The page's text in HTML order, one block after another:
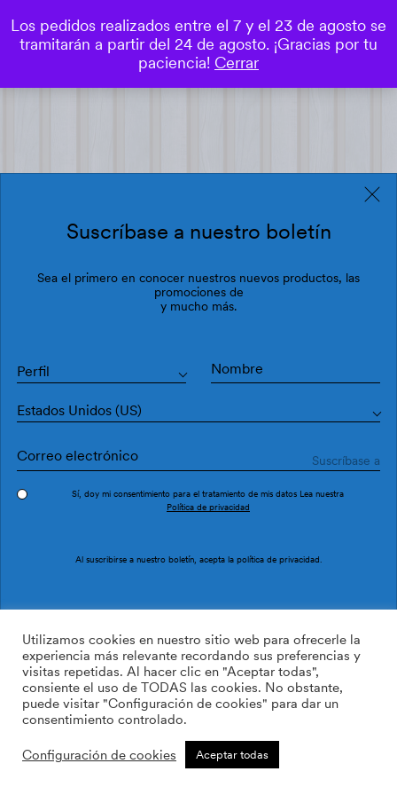
0
Ref. OG48031
169.00 $ /roll Cant: Cantidad más
Cantidad menos
Suscríbase a nuestro boletín
Sea el primero en conocer nuestros nuevos productos, las
promociones de
y mucho más.
Perfil
Estados Unidos (US)
Sí, doy mi consentimiento para el tratamiento de mis datos Lea nuestra
Política de privacidad
Al suscribirse a nuestro boletín, acepta la política de privacidad
Utilizamos cookies en nuestro sitio web para ofrecerle la
experiencia más relevante recordando sus preferencias y
visitas repetidas. Al hacer clic en "Aceptar todas",
consiente el uso de TODAS las cookies. No obstante,
puede visitar "Configuración de cookies" para dar un
consentimiento controlado.
Configuración de cookies Aceptar todas
Los pedidos realizados entre el 7 y el 23 de agosto se
tramitarán a partir del 24 de agosto. ¡Gracias por tu
paciencia! Cerrar